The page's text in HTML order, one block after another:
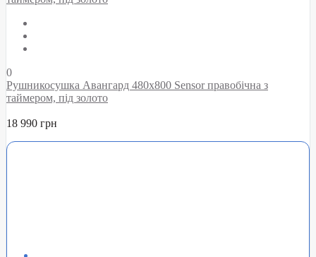
0
Рушникосушка Авангард 480х800 Sensor правобічна з
таймером, під золото
18 990 грн